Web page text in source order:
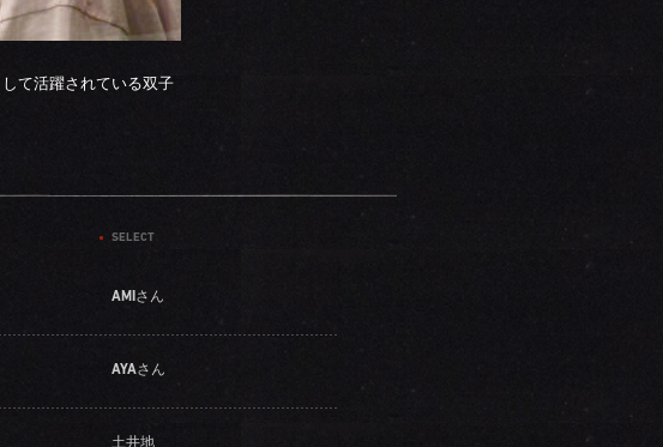
て活躍されている双子
SELECT
AMIさん
AYAさん
土井地